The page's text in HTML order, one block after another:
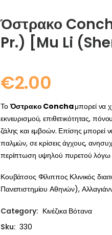
Όστρακο
Pr.) [Mu Li
€2.00
ΤοΌστρακο Conchaμπορεί να
εκνευρισμού, επιθετικότητας,
ζάλης και εμβοών. Επίσης μπορεί
παλμών, σε κρίσεις άγχους,
περίπτωση υψηλού πυρετού λόγω
Κουβάτσος Φίλιππος Κλινικός
Πανεπιστημίου Αθηνών),
Category: Κινέζικα Βότανα
Sku: 330